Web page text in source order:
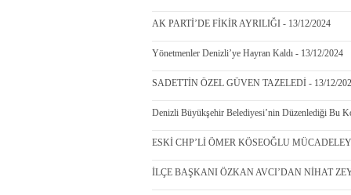
AK PARTİ’DE FİKİR AYRILIĞI - 13/12/2024
Yönetmenler Denizli’ye Hayran Kaldı - 13/12/2024
SADETTİN ÖZEL GÜVEN TAZELEDİ - 13/12/
Denizli Büyükşehir Belediyesi’nin Düzenlediği Bu
ESKİ CHP’Lİ ÖMER KÖSEOĞLU
İLÇE BAŞKANI ÖZKAN AVCI’DAN NİHAT